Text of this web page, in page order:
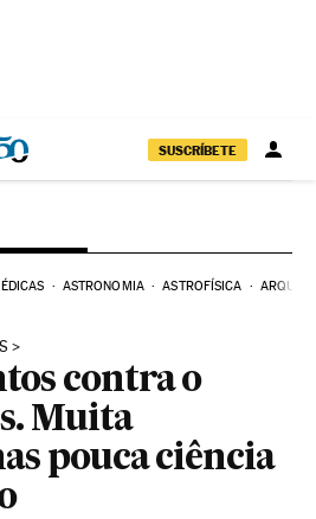
SUSCRÍBETE
ASTRONOMIA ASTROFÍSICA
contra o
Muita
pouca ciência